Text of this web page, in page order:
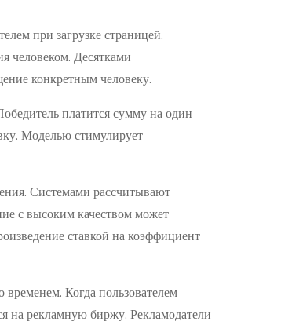
при загрузке страницей.
человеком. Десятками
конкретным человеку.
платится сумму на один
Моделью стимулирует
Системами рассчитывают
с высоким качеством может
ставкой на коэффициент
Когда пользователем
на рекламную биржу. Рекламодатели